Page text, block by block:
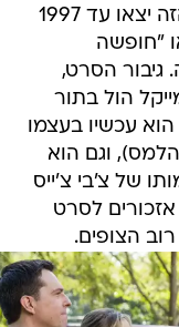
פרפרזה על הגשש החיוור. לסרט הזה יצאו עד 1997
"חופשה
גיבור הסרט,
הול בתור
עכשיו בעצמו
וגם הוא
של צ'בי צ'ייס
לסרט
הצופים.